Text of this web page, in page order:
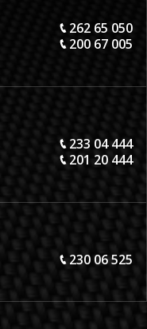
262 65 050
200 67 005
233 04 444
201 20 444
230 06 525